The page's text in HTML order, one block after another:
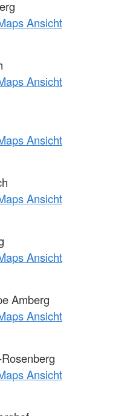
Ansicht
Ansicht
Ansicht
Ansicht
Ansicht
Amberg
Ansicht
Ansicht